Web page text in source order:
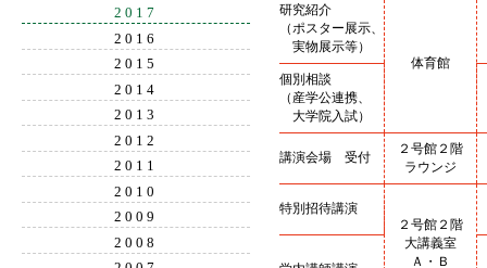
2017
2016
2015
2014
2013
2012
2011
2010
2009
2008
研究紹介
（ポスター展示、
実物展示等）
体育館
個別相談
（産学公連携、
大学院入試）
講演会場 受付
２号館２階
ラウンジ
特別招待講演
２号館２階
大講義室
Ａ・Ｂ